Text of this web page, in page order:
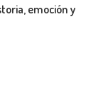
emoción y